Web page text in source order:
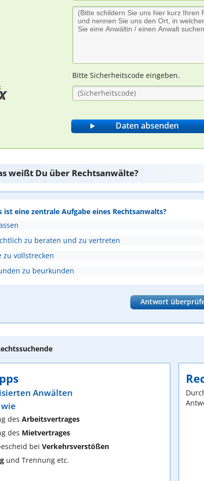
Bitte Sicherheitscode eingeben.
weißt Du über Rechtsanwälte?
ist eine zentrale Aufgabe eines Rechtsanwalts?
zu beraten und zu vertreten
zu vollstrecken
zu beurkunden
Antwort
Anwälten
des Arbeitsvertrages
des Mietvertrages
bei Verkehrsverstößen
und Trennung etc.